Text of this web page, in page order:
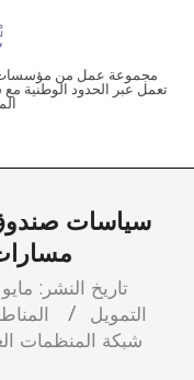
ملتقى
العربية
للحماية
مجموعة عمل من مؤسسات
تعمل عبر الحدود الوطنية
سياسات صندوق
تاريخ النشر: مايو 16, 2025
التمويل
شبكة المنظمات